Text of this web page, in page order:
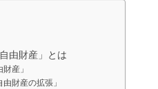
由財産」とは
産」
財産の拡張」